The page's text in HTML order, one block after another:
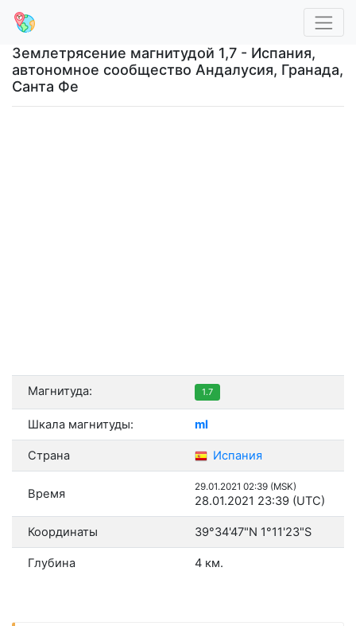
Землетрясение магнитудой 1,7 - Испания,
автономное сообщество Андалусия, Гранада,
Санта Фе
Магнитуда: 1.7
Шкала магнитуды: ml
Страна Испания
Время 29.01.2021 02:39 (MSK)
28.01.2021 23:39 (UTC)
Координаты 39°34'47"N 1°11'23"S
Глубина 4 км.